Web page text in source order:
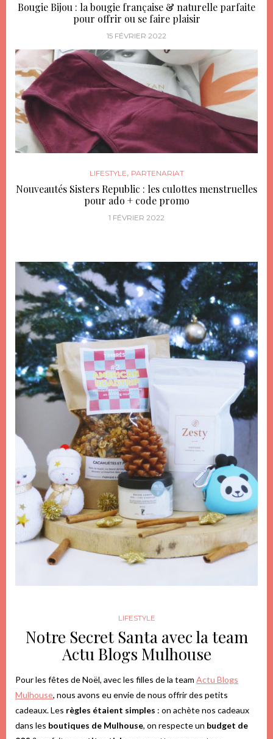
Bougie Bijou : la bougie française & naturelle parfaite
pour offrir ou se faire plaisir
15 FÉVRIER 2022
LIFESTYLE, PARTENARIAT
Nouveautés Sisters Republic : les culottes menstruelles
pour ado + code promo
1 FÉVRIER 2022
LIFESTYLE
Notre Secret Santa avec la team
Actu Blogs Mulhouse
Pour les fêtes de Noël, avec les filles de la team Actu Blogs
Mulhouse, nous avons eu envie de nous offrir des petits
cadeaux. Les règles étaient simples : on achète nos cadeaux
dans les boutiques de Mulhouse, on respecte un budget de